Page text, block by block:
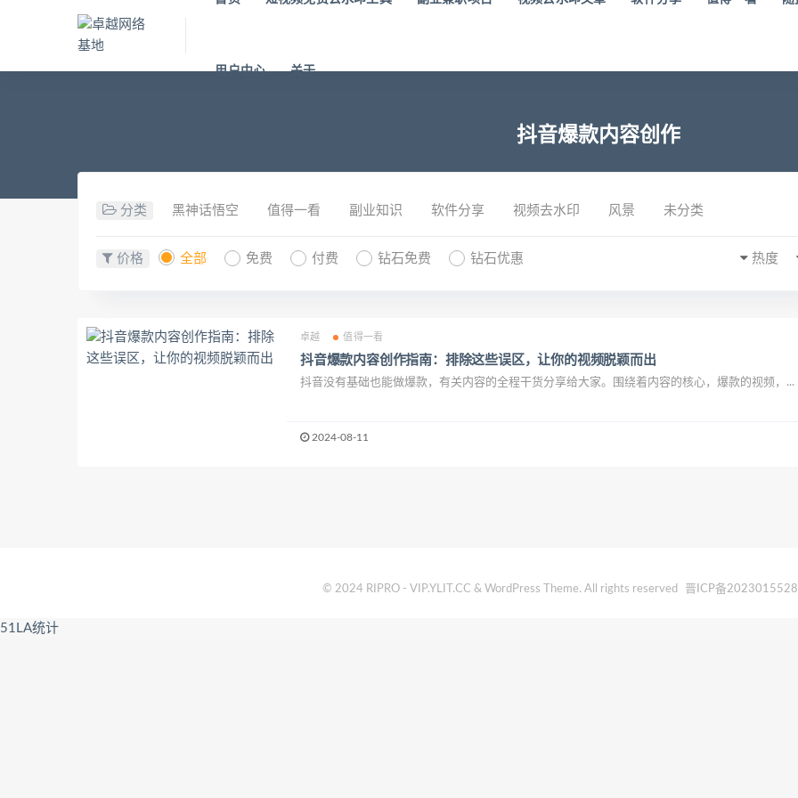
用户中心 关于
抖音爆款内容创作
分类 黑神话悟空 值得一看 副业知识 软件分享 视频去水印 风景 未分类
价格 全部 免费 付费 钻石免费 钻石优惠 热度
卓越 值得一看
抖音爆款内容创作指南：排除这些误区，让你的视频脱颖而出
抖音没有基础也能做爆款，有关内容的全程干货分享给大家。围绕着内容的核心，爆款的视频，...
2024-08-11
© 2024 RIPRO - VIP.YLIT.CC & WordPress Theme. All rights reserved 晋ICP备
51LA统计